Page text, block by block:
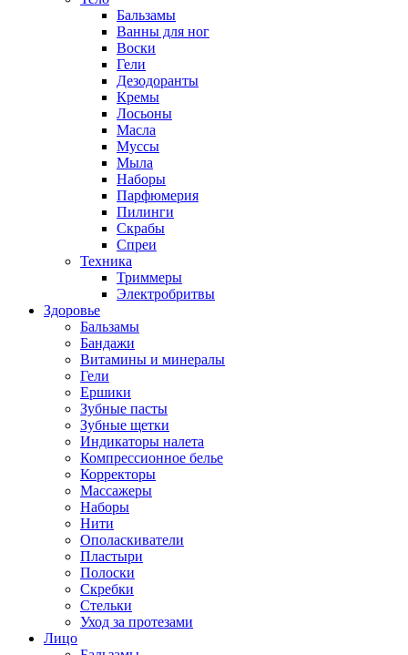
Бальзамы
Ванны для ног
Воски
Гели
Дезодоранты
Кремы
Лосьоны
Масла
Муссы
Мыла
Наборы
Парфюмерия
Пилинги
Скрабы
Спреи
Техника
Триммеры
Электробритвы
Здоровье
Бальзамы
Бандажи
Витамины и минералы
Гели
Ершики
Зубные пасты
Зубные щетки
Индикаторы налета
Компрессионное белье
Корректоры
Массажеры
Наборы
Нити
Ополаскиватели
Пластыри
Полоски
Скребки
Стельки
Уход за протезами
Лицо